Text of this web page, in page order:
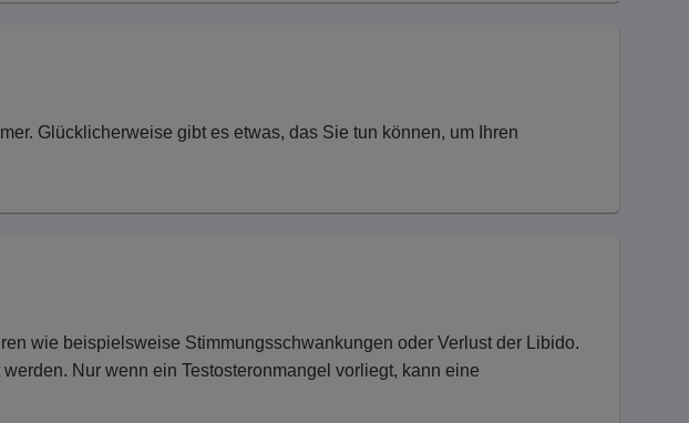
Glücklicherweise gibt es etwas, das Sie tun können, um Ihren
wie beispielsweise Stimmungsschwankungen oder Verlust der Libido.
Nur wenn ein Testosteronmangel vorliegt, kann eine